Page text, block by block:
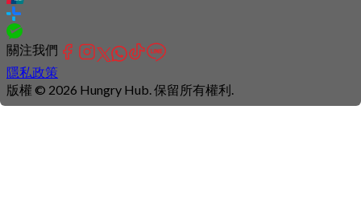
關注我們
隱私政策
版權 © 2026 Hungry Hub. 保留所有權利.
Connection